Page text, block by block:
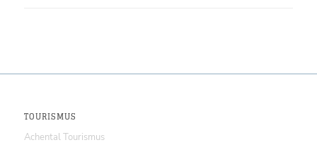
TOURISMUS
Achental Tourismus